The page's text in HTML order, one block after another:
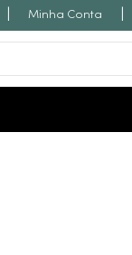
Minha Conta